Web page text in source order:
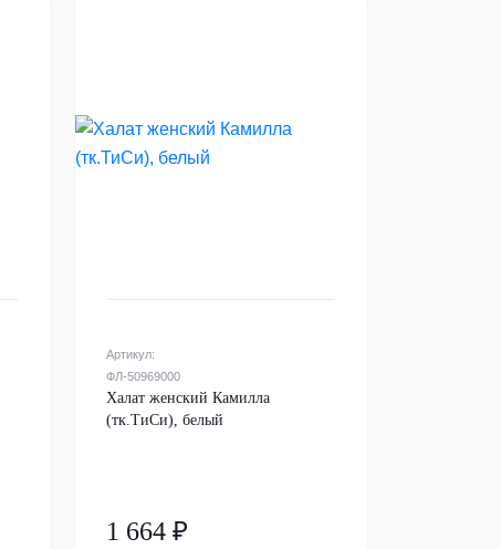
Артикул:
ФЛ-50969000
Халат женский Камилла
(тк.ТиСи), белый
1 664 ₽